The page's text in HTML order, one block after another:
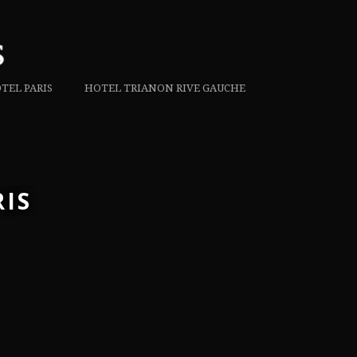
PARIS HOTEL TRIANON RIVE GAUCHE